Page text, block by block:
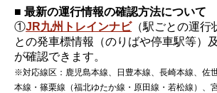
■ 最新の運行情報の確認方法について
①JR九州トレインナビ（駅ごとの運行
との発車標情報（のりばや停車駅等）
が確認できます。
※対応線区：鹿児島本線、日豊本線、長崎本線、佐
本線・篠栗線（福北ゆたか線・原田線・若松線）、